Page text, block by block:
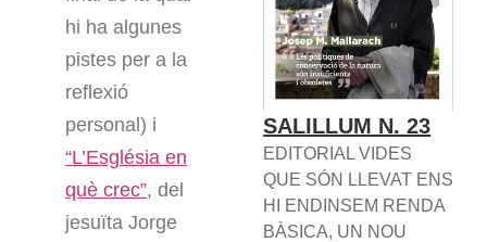
hi ha algunes
pistes per a la
reflexió
personal) i
“L’Església en
què crec”, del
jesuïta Jorge
SALILLUM N. 23
EDITORIAL VIDES
QUE SÓN LLEVAT ENS
HI ENDINSEM RENDA
BÀSICA, UN NOU